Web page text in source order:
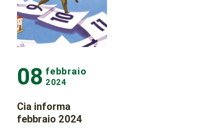
08 febbraio
2024
Cia informa
febbraio 2024